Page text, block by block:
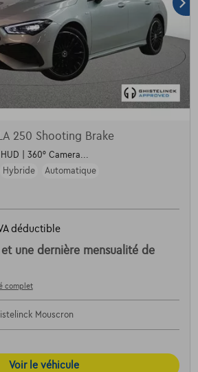
250 Shooting Brake
| 360° Camera...
Hybride
Automatique
déductible
et une dernière mensualité de
complet
Mouscron
Voir le véhicule